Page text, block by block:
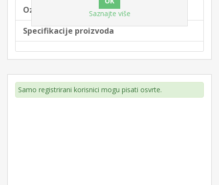
Oznake proizvoda
Specifikacije proizvoda
Samo registrirani korisnici mogu pisati osvrte.
Saznajte više